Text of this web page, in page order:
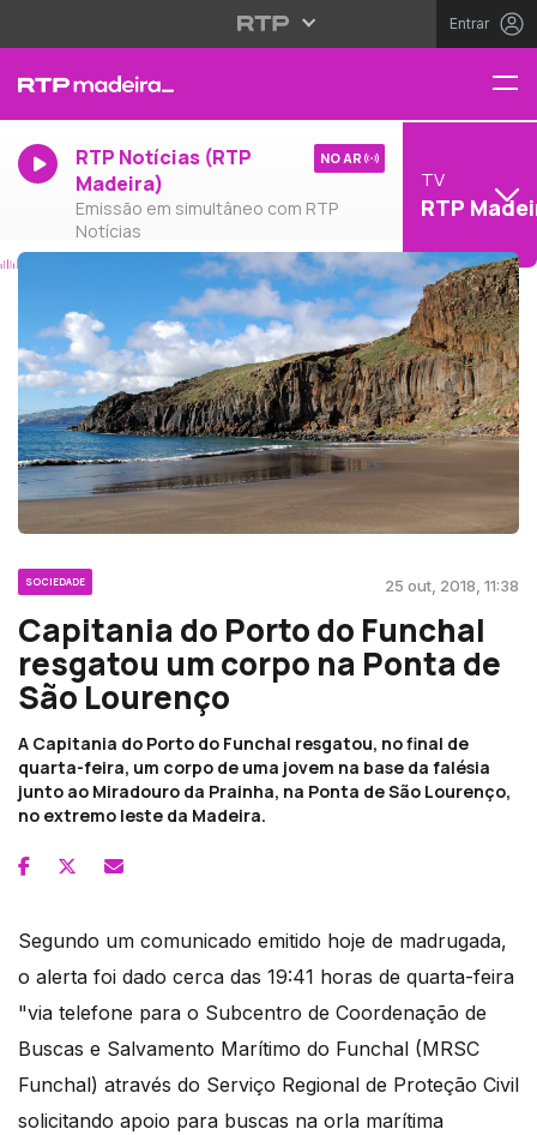
Entrar
RTP Notícias (RTP
Madeira)
Emissão em simultâneo com RTP
Notícias
NO AR
TV
RTP
SOCIEDADE 25 out, 2018, 11:38
Capitania do Porto do Funchal
resgatou um corpo na Ponta de
São Lourenço
A Capitania do Porto do Funchal resgatou, no final de
quarta-feira, um corpo de uma jovem na base da falésia
junto ao Miradouro da Prainha, na Ponta de São Lourenço,
no extremo leste da Madeira.
Segundo um comunicado emitido hoje de madrugada,
o alerta foi dado cerca das 19:41 horas de quarta-feira
"via telefone para o Subcentro de Coordenação de
Buscas e Salvamento Marítimo do Funchal (MRSC
Funchal) através do Serviço Regional de Proteção Civil
solicitando apoio para buscas na orla marítima